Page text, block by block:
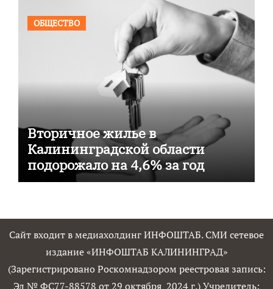
ОБЩЕСТВО
Вторичное жилье в
Калининградской области
подорожало на 4,6% за год
Сайт входит в медиахолдинг ИНФОШТАБ. СМИ сетевое
издание «ИНФОШТАБ КАЛИНИНГРАД»
(Зарегистрировано Роскомнадзором реестровая запись:
Эл № ФС77-88578 от 29 октября 2024 г.) Учредитель: